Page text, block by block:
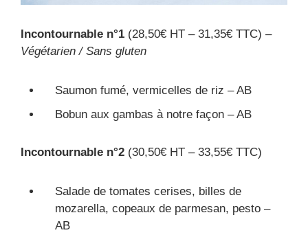
Incontournable n°1 (28,50€ HT – 31,35€ TTC) –
Végétarien / Sans gluten
Saumon fumé, vermicelles de riz – AB
Bobun aux gambas à notre façon – AB
Incontournable n°2 (30,50€ HT – 33,55€ TTC)
Salade de tomates cerises, billes de
mozarella, copeaux de parmesan, pesto –
AB